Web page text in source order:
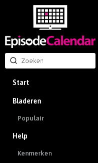
Start
Bladeren
Populair
Help
Kenmerken